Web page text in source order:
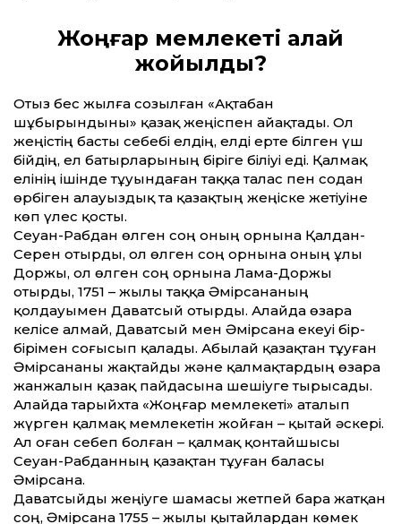
Жоңғар мемлекеті қалай
жойылды?
Отыз бес жылға созылған «Ақтабан
шұбырындыны» қазақ жеңіспен айақтады. Ол
жеңістің басты себебі елдің, елді ерте білген үш
бійдің, ел батырларының біріге біліуі еді. Қалмақ
елінің ішінде тұуындаған таққа талас пен содан
өрбіген алауыздық та қазақтың жеңіске жетіуіне
көп үлес қосты.
Сеуан-Рабдан өлген соң оның орнына Қалдан-
Серен отырды, ол өлген соң орнына оның ұлы
Доржы, ол өлген соң орнына Лама-Доржы
отырды, 1751 – жылы таққа Әмірсананың
қолдауымен Даватсый отырды. Алайда өзара
келісе алмай, Даватсый мен Әмірсана екеуі бір-
бірімен соғысып қалады. Абылай қазақтан тұуған
Әмірсананы жақтайды және қалмақтардың өзара
жанжалын қазақ пайдасына шешіуге тырысады.
Алайда тарыйхта «Жоңғар мемлекеті» аталып
жүрген қалмақ мемлекетін жойған – қытай әскері.
Ал оған себеп болған – қалмақ қонтайшысы
Сеуан-Рабданның қазақтан тұуған баласы
Әмірсана.
Даватсыйды жеңіуге шамасы жетпей бара жатқан
соң, Әмірсана 1755 – жылы қытайлардан көмек